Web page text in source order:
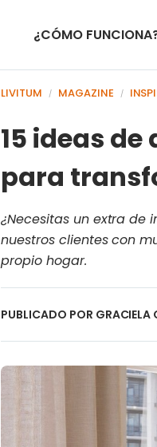
¿CÓMO
LIVITUM / MAGAZINE /
15 ideas
para
¿Necesitas un extra de
nuestros clientes con
propio hogar.
PUBLICADO POR GRACIELA